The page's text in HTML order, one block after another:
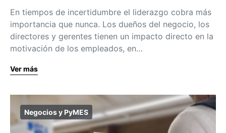
En tiempos de incertidumbre el liderazgo cobra más
importancia que nunca. Los dueños del negocio, los
directores y gerentes tienen un impacto directo en la
motivación de los empleados, en…
Ver más
Negocios y PyMES